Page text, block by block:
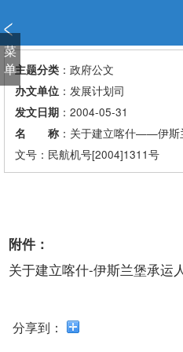
菜
单主题分类：政府公文
办文单位：发展计划司
发文日期：2004-05-31
名 称：关于建立喀什——伊斯
文号：民航机号[2004]1311号
附件：
关于建立喀什-伊斯兰堡承运
分享到：
窗
口
打
开
明
Alt
加
波